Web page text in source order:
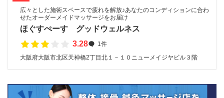
広々とした施術スペースで疲れを解放♪あなたのコンディションに合わ
せたオーダーメイドマッサージをお届け
ほぐすぺーす グッドウェルネス
3.28
1件
大阪府大阪市北区天神橋2丁目北１－１０ニューメイジヤビル３階